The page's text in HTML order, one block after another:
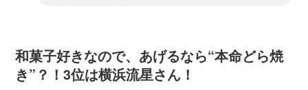
和菓子好きなので、あげるなら“本命どら焼
き”？！3位は横浜流星さん！